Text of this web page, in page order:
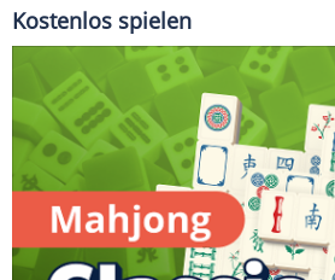
Kostenlos spielen